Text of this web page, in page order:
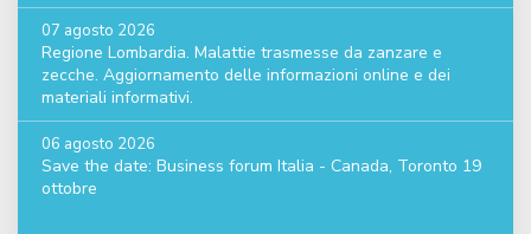
07 agosto 2026
Regione Lombardia. Malattie trasmesse da zanzare e
zecche. Aggiornamento delle informazioni online e dei
materiali informativi.
06 agosto 2026
Save the date: Business forum Italia - Canada, Toronto 19
ottobre